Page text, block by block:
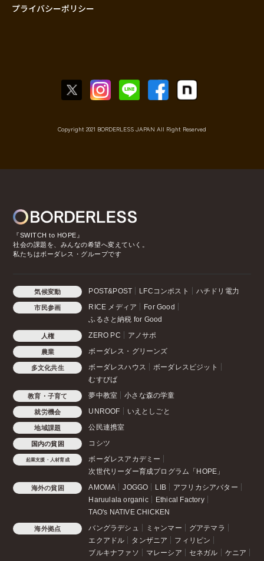
プライバシーポリシー
Copyright 2021 BORDERLESS JAPAN All Right Reserved
『SWITCH to HOPE』
社会の課題を、みんなの希望へ変えていく。
私たちはボーダレス・グループです
気候変動 POST&POST LFCコンポスト ハチドリ電力
市民参画 RICE メディア
For Good
ふるさと納税 for Good
人権 ZERO PC アノサポ
農業 ボーダレス・グリーンズ
多文化共生 ボーダレスハウス
ボーダレスビジット
むすびば
教育・子育て 夢中教室 小さな森の学童
就労機会 UNROOF いえとしごと
地域課題 公民連携室
国内の貧困 コシツ
起業支援・人材育成
ボーダレスアカデミー
次世代リーダー育成プログラム「HOPE」
海外の貧困 AMOMA JOGGO LIB
アフリカシアバター
Haruulala organic
Ethical Factory
TAO's NATIVE CHICKEN
海外拠点 バングラデシュ ミャンマー
グアテマラ
エクアドル
タンザニア
フィリピン
ブルキナファソ
マレーシア セネガル
ケニア